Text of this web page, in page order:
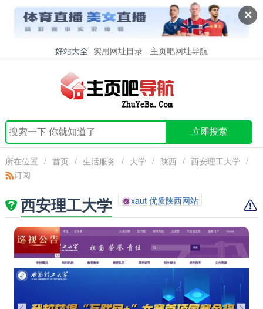
✕
好站大全- 实用网址目录 - 主页吧网址导航
立即搜索
所在位置 / 首页 / 生活服务 / 大学 / 陕西 / 西安理工大学 /
订阅
西安理工大学 xaut 优质陕西网站